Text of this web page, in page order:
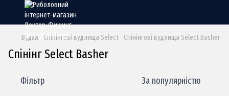
Вудки Спінінгові вудлища Select Спінінгові вудлища Select Basher
Спінінг Select Basher
Фільтр За популярністю